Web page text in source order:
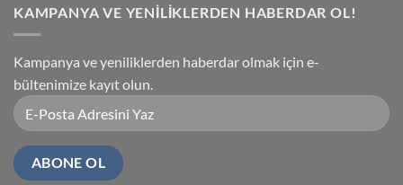
KAMPANYA VE YENİLİKLERDEN HABERDAR OL!
Kampanya ve yeniliklerden haberdar olmak için e-
bültenimize kayıt olun.